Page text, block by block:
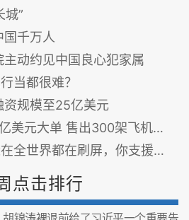
城”
国千万人
动约见中国良心犯家属
当都很难？
规模至25亿美元
大单 售出300架飞机在华建厂
在刷屏，你支援中国父亲还是英国父亲？
点击排行